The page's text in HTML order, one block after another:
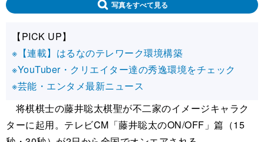
写真をすべて見る
【PICK UP】
※【連載】はるなのテレワーク環境構築
※YouTuber・クリエイター達の秀逸環境をチェック
※芸能・エンタメ最新ニュース
将棋棋士の藤井聡太棋聖が不二家のイメージキャラク
ターに起用。テレビCM「藤井聡太のON/OFF」篇（15